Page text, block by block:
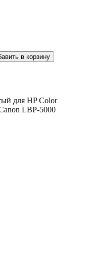
в корзину
для HP Color
LBP-5000